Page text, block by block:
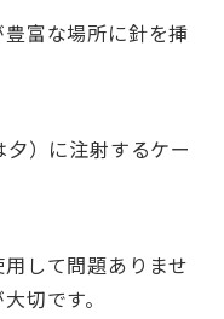
富な場所に針を挿
）に注射するケー
して問題ありませ
切です。